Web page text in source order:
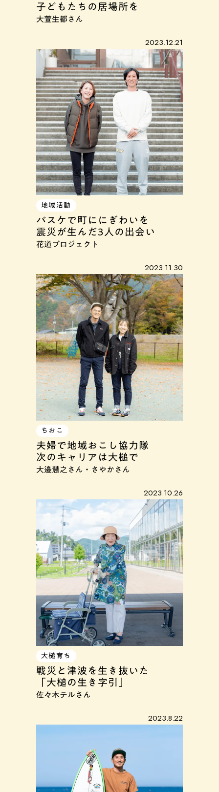
子どもたちの居場所を
大萱生都さん
2023.12.21
地域活動
バスケで町ににぎわいを
震災が生んだ3人の出会い
花道プロジェクト
2023.11.30
ちおこ
夫婦で地域おこし協力隊
次のキャリアは大槌で
大邉慧之さん・さやかさん
2023.10.26
大槌育ち
戦災と津波を生き抜いた
「大槌の生き字引」
佐々木テルさん
2023.8.22